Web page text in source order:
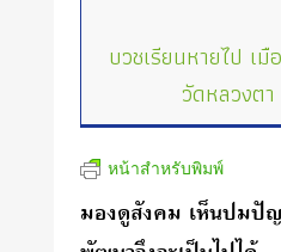
บวชเรียนหายไป เมื
วัดหลวงตา
หน้าสำหรับพิมพ์
มองดูสังคม เห็นปมปั